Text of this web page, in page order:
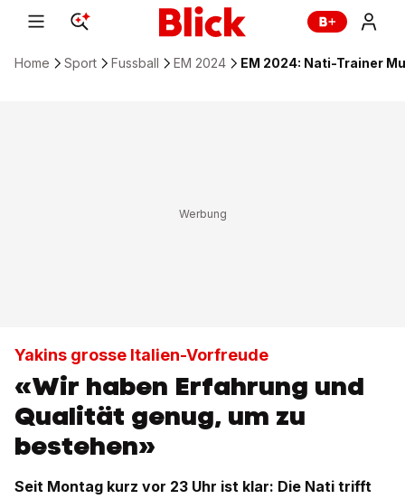
Home Sport Fussball EM 2024 EM 2024: Nati-Trainer
Yakins grosse Italien-Vorfreude
«Wir haben Erfahrung und
Qualität genug, um zu
bestehen»
Seit Montag kurz vor 23 Uhr ist klar: Die Nati trifft